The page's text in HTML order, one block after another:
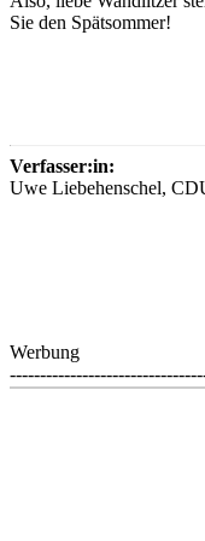
Sie den Spätsommer!
Verfasser:in:
Uwe Liebehenschel,
Werbung